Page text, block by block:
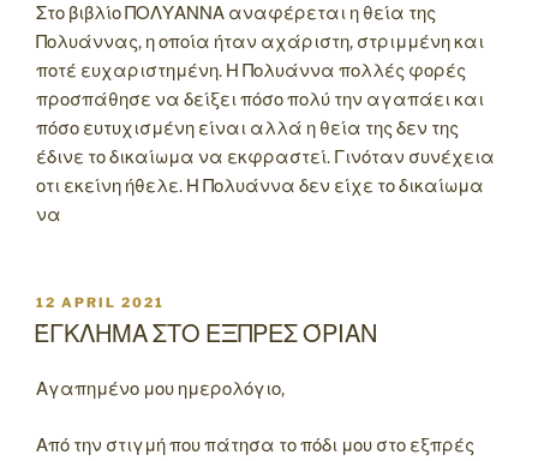
Στο βιβλίο ΠΟΛΥΑΝΝΑ αναφέρεται η θεία της
Πολυάννας, η οποία ήταν αχάριστη, στριμμένη και
ποτέ ευχαριστημένη. Η Πολυάννα πολλές φορές
προσπάθησε να δείξει πόσο πολύ την αγαπάει και
πόσο ευτυχισμένη είναι αλλά η θεία της δεν της
έδινε το δικαίωμα να εκφραστεί. Γινόταν συνέχεια
οτι εκείνη ήθελε. Η Πολυάννα δεν είχε το δικαίωμα
να
POSTED
ON
12 APRIL 2021
ΈΓΚΛΗΜΑ ΣΤΟ ΕΞΠΡΕΣ ΌΡΙΑΝ
Αγαπημένο μου ημερολόγιο,
Από την στιγμή που πάτησα το πόδι μου στο εξπρές